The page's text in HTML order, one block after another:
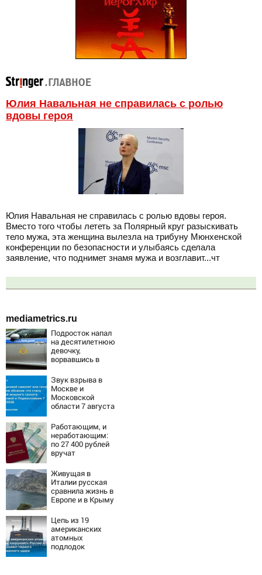
Юлия Навальная не справилась с ролью
вдовы героя
Юлия Навальная не справилась с ролью вдовы героя.
Вместо того чтобы лететь за Полярный круг разыскивать
тело мужа, эта женщина вылезла на трибуну Мюнхенской
конференции по безопасности и улыбаясь сделала
заявление, что поднимет знамя мужа и возглавит...чт
mediametrics.ru
Подросток напал
на десятилетнюю
девочку,
ворвавшись в
Звук взрыва в
Москве и
Московской
области 7 августа
Причины,
источник, откуда
был громкий
хлопок
Работающим, и
неработающим:
по 27 400 рублей
вручат
сентябре -
PrimaMedia.ru
Живущая в
Италии русская
сравнила жизнь в
Европе и в Крыму
Цепь из 19
американских
атомных
подлодок